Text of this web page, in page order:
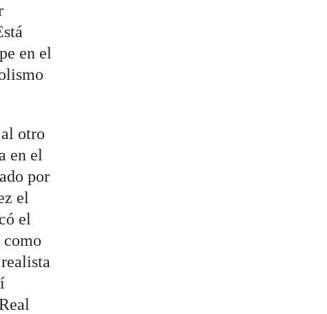
en el
otro
en el
por
el
el